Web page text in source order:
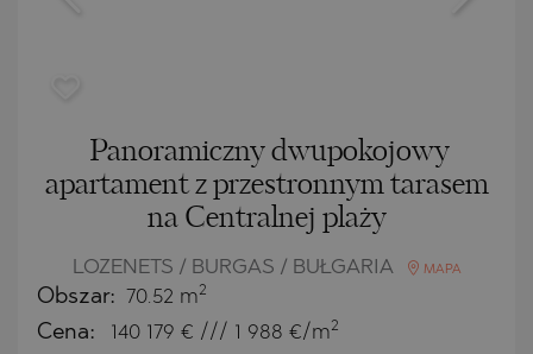
Panoramiczny dwupokojowy
apartament z przestronnym tarasem
na Centralnej plaży
LOZENETS / BURGAS / BUŁGARIA MAPA
Obszar: 70.52 m2
Cena: 140 179 € /// 1 988 €/m2